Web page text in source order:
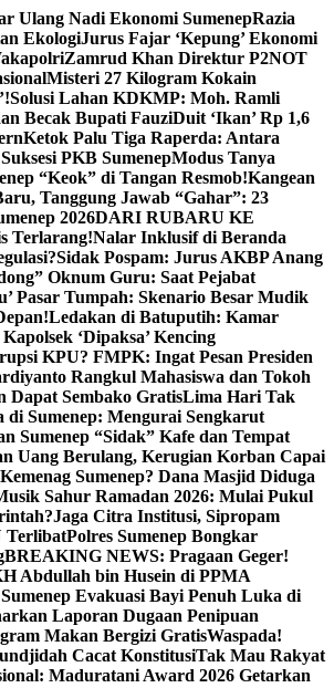
Ulang Nadi Ekonomi SumenepRazia
EkologiJurus Fajar ‘Kepung’ Ekonomi
Zamrud Khan Direktur P2NOT
Misteri 27 Kilogram Kokain
Solusi Lahan KDKMP: Moh. Ramli
Becak Bupati FauziDuit ‘Ikan’ Rp 1,6
Ketok Palu Tiga Raperda: Antara
PKB SumenepModus Tanya
“Keok” di Tangan Resmob!Kangean
Tanggung Jawab “Gahar”: 23
2026DARI RUBARU KE
Terlarang!Nalar Inklusif di Beranda
Sidak Pospam: Jurus AKBP Anang
Oknum Guru: Saat Pejabat
Pasar Tumpah: Skenario Besar Mudik
Ledakan di Batuputih: Kamar
‘Dipaksa’ Kencing
KPU? FMPK: Ingat Pesan Presiden
Rangkul Mahasiswa dan Tokoh
Dapat Sembako GratisLima Hari Tak
di Sumenep: Mengurai Sengkarut
Sumenep “Sidak” Kafe dan Tempat
Uang Berulang, Kerugian Korban Capai
Sumenep? Dana Masjid Diduga
Sahur Ramadan 2026: Mulai Pukul
Jaga Citra Institusi, Sipropam
TerlibatPolres Sumenep Bongkar
BREAKING NEWS: Pragaan Geger!
Abdullah bin Husein di PPMA
Evakuasi Bayi Penuh Luka di
Laporan Dugaan Penipuan
Makan Bergizi GratisWaspada!
Cacat KonstitusiTak Mau Rakyat
Maduratani Award 2026 Getarkan